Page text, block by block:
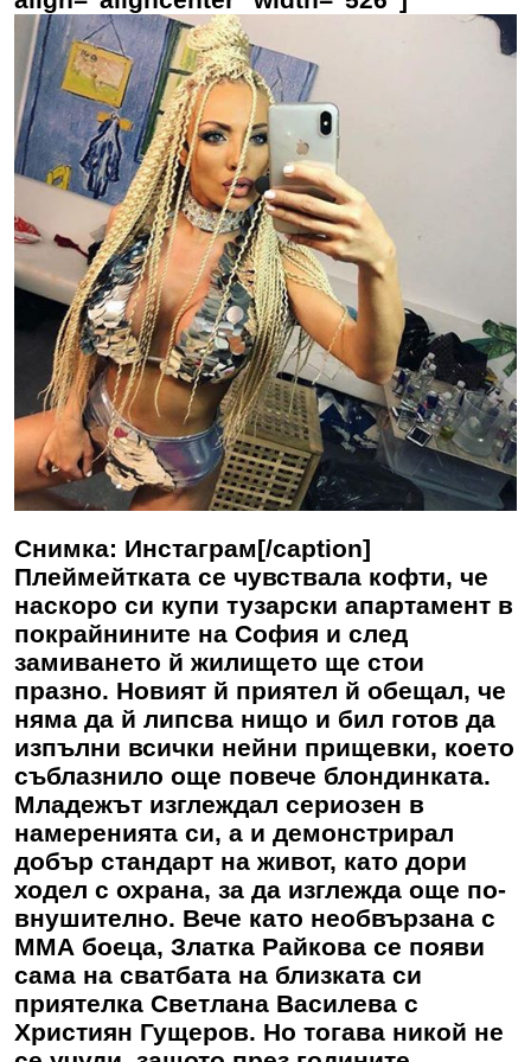
Снимка: Инстаграм[/caption]
Плеймейтката се чувствала кофти, че
наскоро си купи тузарски апартамент в
покрайнините на София и след
замиването й жилището ще стои
празно. Новият й приятел й обещал, че
няма да й липсва нищо и бил готов да
изпълни всички нейни прищевки, което
съблазнило още повече блондинката.
Младежът изглеждал сериозен в
намеренията си, а и демонстрирал
добър стандарт на живот, като дори
ходел с охрана, за да изглежда още по-
внушително. Вече като необвързана с
ММА боеца, Златка Райкова се появи
сама на сватбата на близката си
приятелка Светлана Василева с
Християн Гущеров. Но тогава никой не